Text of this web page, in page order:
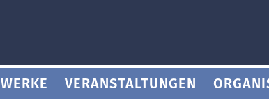
WERKE VERANSTALTUNGEN